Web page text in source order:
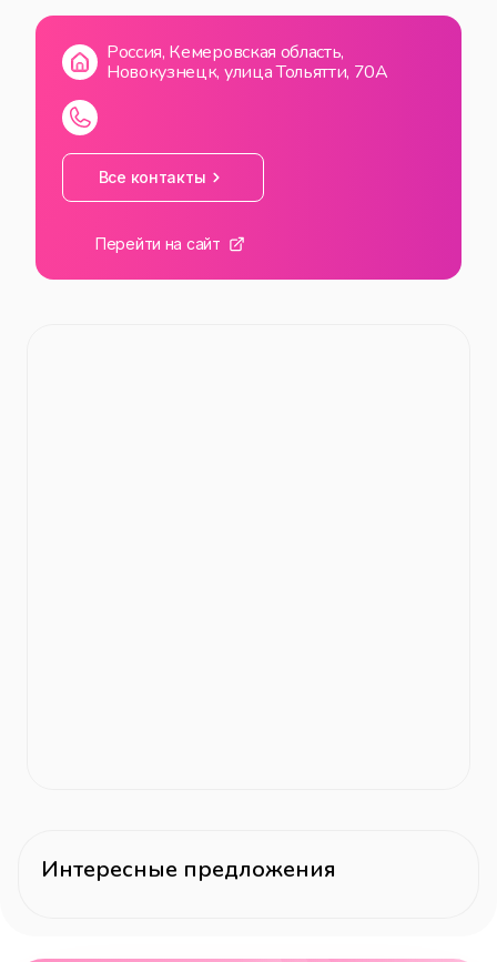
Россия, Кемеровская область,
Новокузнецк, улица Тольятти, 70А
Все контакты
Перейти на сайт
Интересные предложения